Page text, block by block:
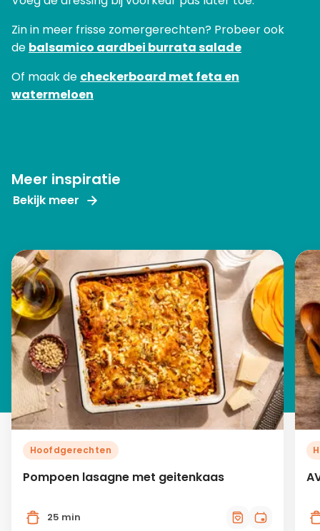
Zin in meer frisse zomergerechten? Probeer ook
de balsamico aardbei burrata salade
Of maak de checkerboard met feta en
watermeloen
Meer inspiratie
Bekijk meer
Hoofdgerechten
Pompoen lasagne met geitenkaas
25 min